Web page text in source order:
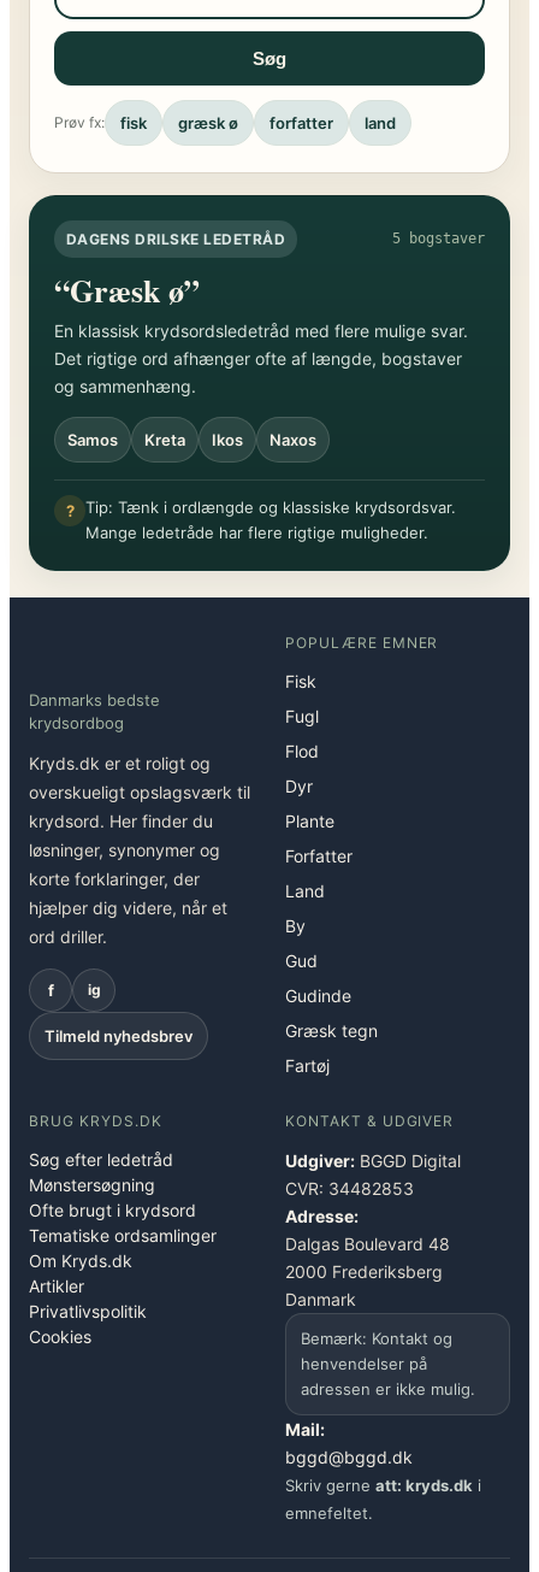
Søg
Prøv fx: fisk græsk ø forfatter land
DAGENS DRILSKE LEDETRÅD 5 bogstaver
“Græsk ø”
En klassisk krydsordsledetråd med flere mulige svar.
Det rigtige ord afhænger ofte af længde, bogstaver
og sammenhæng.
Samos Kreta Ikos Naxos
? Tip: Tænk i ordlængde og klassiske krydsordsvar.
Mange ledetråde har flere rigtige muligheder.
Danmarks bedste
krydsordbog
Kryds.dk er et roligt og
overskueligt opslagsværk til
krydsord. Her finder du
løsninger, synonymer og
korte forklaringer, der
hjælper dig videre, når et
ord driller.
f ig
Tilmeld nyhedsbrev
POPULÆRE EMNER
Fisk
Fugl
Flod
Dyr
Plante
Forfatter
Land
By
Gud
Gudinde
Græsk tegn
Fartøj
BRUG KRYDS.DK
Søg efter ledetråd
Mønstersøgning
Ofte brugt i krydsord
Tematiske ordsamlinger
Om Kryds.dk
Artikler
Privatlivspolitik
Cookies
KONTAKT & UDGIVER
Udgiver: BGGD Digital
CVR: 34482853
Adresse:
Dalgas Boulevard 48
2000 Frederiksberg
Danmark
Bemærk: Kontakt og
henvendelser på
adressen er ikke mulig.
Mail:
bggd@bggd.dk
Skriv gerne att: kryds.dk i
emnefeltet.